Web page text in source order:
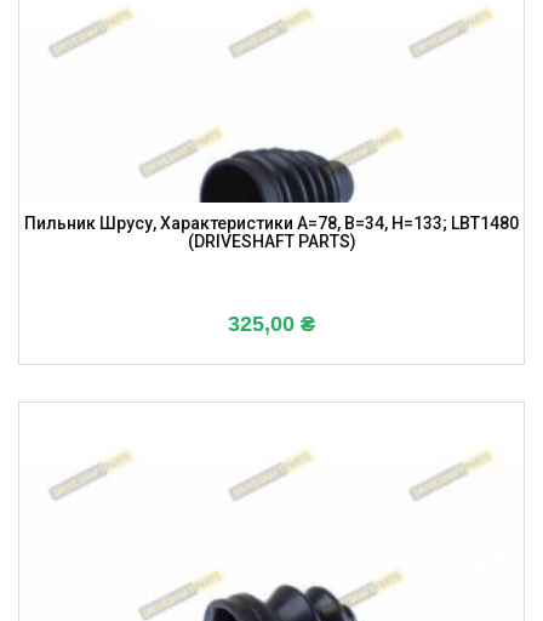
Пильник Шрусу, Характеристики A=78, B=34, H=133; LBT1480
(DRIVESHAFT PARTS)
325,00 ₴